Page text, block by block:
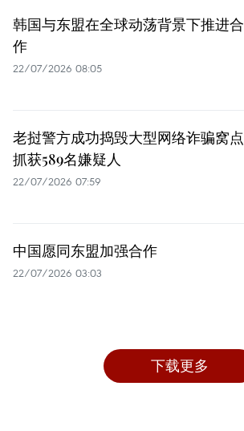
韩国与东盟在全球动荡背景下推进合
作
22/07/2026 08:05
老挝警方成功捣毁大型网络诈骗窝点
抓获589名嫌疑人
22/07/2026 07:59
中国愿同东盟加强合作
22/07/2026 03:03
下载更多